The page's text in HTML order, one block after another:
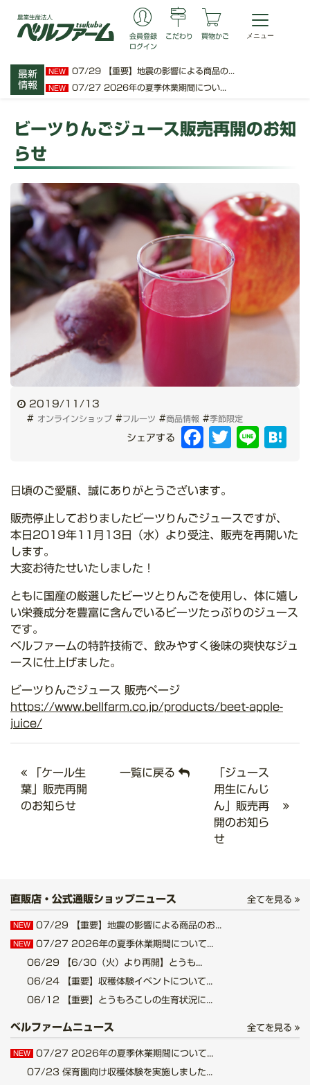
最新
情報
NEW 07/29 【重要】地震の影響による商品の...
NEW 07/27 2026年の夏季休業期間につい...
会員登録
ログイン
こだわり 買物かご
ビーツりんごジュース販売再開のお知
らせ
2019/11/13
# オンラインショップ #フルーツ #商品情報 #季節限定
シェアする Facebook
Twitter Line
日頃のご愛顧、誠にありがとうございます。
販売停止しておりましたビーツりんごジュースですが、
本日2019年11月13日（水）より受注、販売を再開いた
します。
大変お待たせいたしました！
ともに国産の厳選したビーツとりんごを使用し、体に嬉し
い栄養成分を豊富に含んでいるビーツたっぷりのジュース
です。
ベルファームの特許技術で、飲みやすく後味の爽快なジュ
ースに仕上げました。
ビーツりんごジュース 販売ページ
https://www.bellfarm.co.jp/products/beet-apple-
juice/
「ケール生
葉」販売再開
のお知らせ
一覧に戻る
「ジュース
用生にんじ
ん」販売再
開のお知ら
せ
直販店・公式通販ショップニュース 全てを見る
NEW 07/29 【重要】地震の影響による商品のお...
NEW 07/27 2026年の夏季休業期間について...
06/29 【6/30（火）より再開】とうも...
06/24 【重要】収穫体験イベントについて...
06/12 【重要】とうもろこしの生育状況に...
ベルファームニュース 全てを見る
NEW 07/27 2026年の夏季休業期間について...
07/23 保育園向け収穫体験を実施しました...